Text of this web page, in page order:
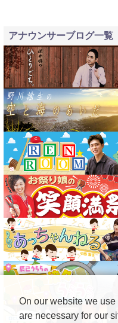
アナウンサーブログ一覧
On our website we
are necessary for our